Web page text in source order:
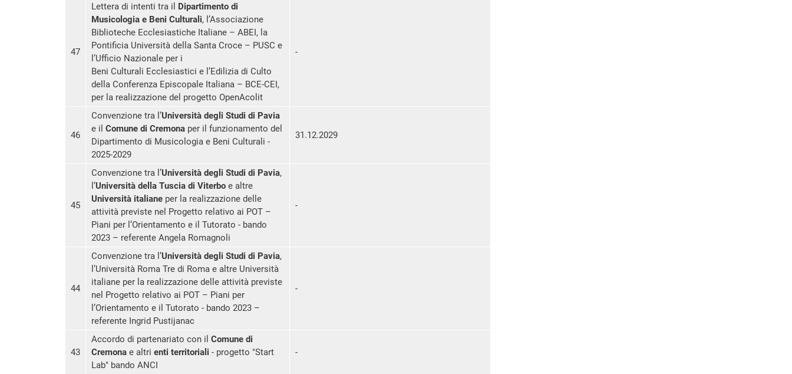
47
Lettera di intenti tra il Dipartimento di
Musicologia e Beni Culturali, l’Associazione
Biblioteche Ecclesiastiche Italiane – ABEI, la
Pontificia Università della Santa Croce – PUSC e
l’Ufficio Nazionale per i
Beni Culturali Ecclesiastici e l’Edilizia di Culto
della Conferenza Episcopale Italiana – BCE-CEI,
per la realizzazione del progetto OpenAcolit
-
46
Convenzione tra l’Università degli Studi di Pavia
e il Comune di Cremonaper il funzionamento del
Dipartimento di Musicologia e Beni Culturali -
2025-2029
31.12.2029
45
Convenzione tra l’Università degli Studi di Pavia,
l’Università della Tuscia di Viterboe altre
Università italianeper la realizzazione delle
attività previste nel Progetto relativo ai POT –
Piani per l’Orientamento e il Tutorato - bando
2023 – referente Angela Romagnoli
-
44
Convenzione tra l’Università degli Studi di Pavia,
l’Università Roma Tre di Roma e altre Università
italiane per la realizzazione delle attività previste
nel Progetto relativo ai POT – Piani per
l’Orientamento e il Tutorato - bando 2023 –
referente Ingrid Pustijanac
-
43
Accordo di partenariato con il Comune di
Cremonae altri enti territoriali - progetto "Start
Lab" bando ANCI
-